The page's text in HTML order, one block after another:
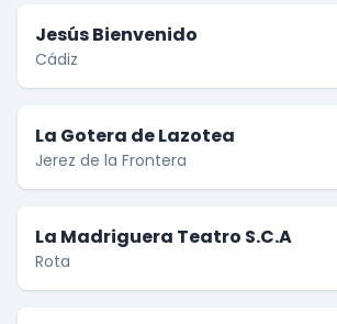
Jesús Bienvenido
Cádiz
La Gotera de Lazotea
Jerez de la Frontera
La Madriguera Teatro S.C.A
Rota